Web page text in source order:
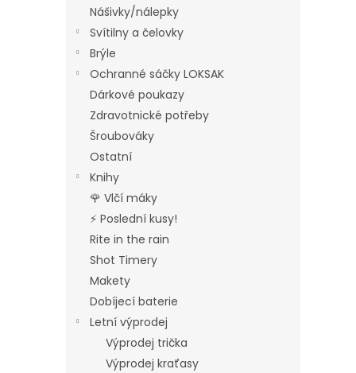
Nášivky/nálepky
Svítilny a čelovky
Brýle
Ochranné sáčky LOKSAK
Dárkové poukazy
Zdravotnické potřeby
Šroubováky
Ostatní
Knihy
🌹 Vlčí máky
⚡ Poslední kusy!
Rite in the rain
Shot Timery
Makety
Dobíjecí baterie
Letní výprodej
Výprodej trička
Výprodej kraťasy